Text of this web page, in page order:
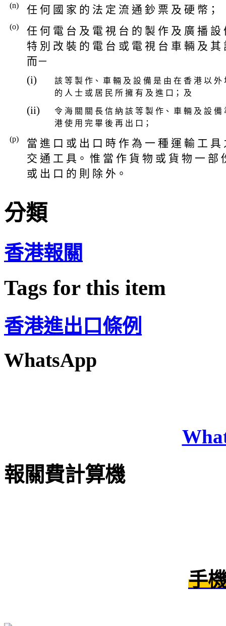
(n) 任 何 國 家 的 法 定 流 通 鈔 票 及 硬 幣；
(o)
任 何 電 台 及 電 視 台 的 製 作 及 廣 播 設
特 別 改 裝 的 電 台 或 電 視 台 車 輛 及 其
而－
(i)
該 等 製 作、 車 輛 及 設 備 是 由 在 香 港 以 外
的 人 士 或 居 民 所 擁 有 及 進 口； 及
(ii)
令 海 關 關 長 信 納 該 等 製 作、 車 輛 及 設 備
港 使 用 完 畢 後 再 出 口；
(p)
當 進 口 或 出 口 時 作 為 一 種 運 輸 工 具
交 通 工 具。 惟 當 作 貨 物 或 貨 物 一 部
或 出 口 的 則 除 外。
分類
香港報關
Tags for this item
香港進出口條例
WhatsApp
報關費計算機
手